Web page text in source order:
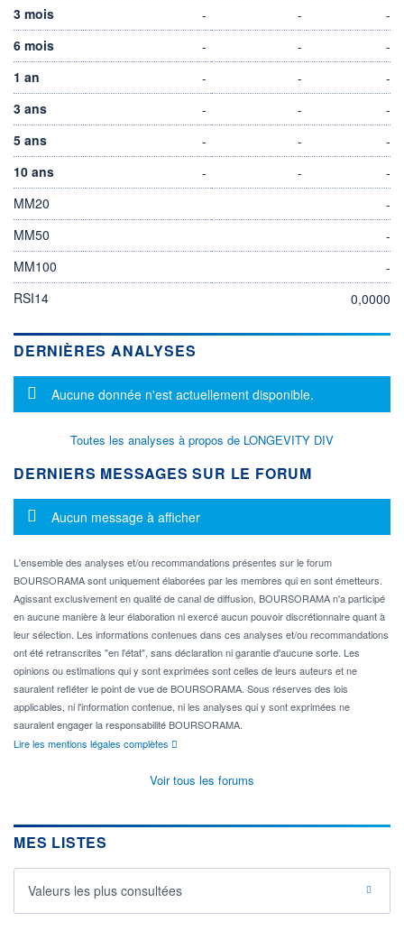
3 mois
- -
-
6 mois
- -
-
1 an
- -
-
3 ans
- -
-
5 ans
- -
-
10 ans
- -
-
MM20
-
MM50
-
MM100
-
RSI14
0,0000
DERNIÈRES ANALYSES
Message d'information
Aucune donnée n'est actuellement disponible.
Toutes les analyses à propos de LONGEVITY DIV
DERNIERS MESSAGES SUR LE FORUM
Message d'information
Aucun message à afficher
L'ensemble des analyses et/ou recommandations présentes sur le forum
BOURSORAMA sont uniquement élaborées par les membres qui en sont émetteurs.
Agissant exclusivement en qualité de canal de diffusion, BOURSORAMA n'a participé
en aucune manière à leur élaboration ni exercé aucun pouvoir discrétionnaire quant à
leur sélection. Les informations contenues dans ces analyses et/ou recommandations
ont été retranscrites "en l'état", sans déclaration ni garantie d'aucune sorte. Les
opinions ou estimations qui y sont exprimées sont celles de leurs auteurs et ne
sauraient refléter le point de vue de BOURSORAMA. Sous réserves des lois
applicables, ni l'information contenue, ni les analyses qui y sont exprimées ne
sauraient engager la responsabilité BOURSORAMA.
Lire les mentions légales complètes
Voir tous les forums
MES LISTES
Valeurs les plus consultées